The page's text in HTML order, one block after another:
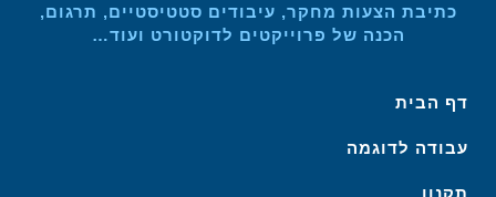
כתיבת הצעות מחקר, עיבודים סטטיסטיים, תרגום,
הכנה של פרוייקטים לדוקטורט ועוד…
דף הבית
עבודה לדוגמה
תקנון